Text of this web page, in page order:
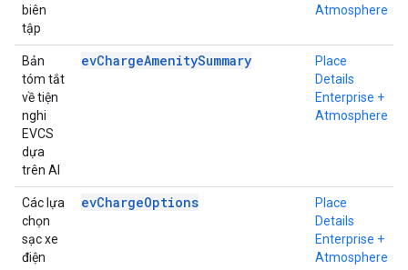
biên
tập
Atmosphere
Bản
tóm tắt
về tiện
nghi
EVCS
dựa
trên AI
evChargeAmenitySummary
Place
Details
Enterprise +
Atmosphere
Các lựa
chọn
sạc xe
điện
evChargeOptions
Place
Details
Enterprise +
Atmosphere